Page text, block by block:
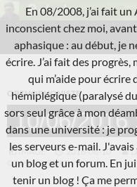
au
contenu
L'A.V.C.
Recherche
ORTHOPHONISTE
10/06/2016
IMAGE 2016-06-10
COMMENTAIRE
En 08/2008, j’ai fait un
inconscient chez moi,
aphasique : au début, je
écrire. J’ai fait des
qui m’aide pour écrire
hémiplégique (paralysé
sors seul grâce à mon
dans une université : je
les serveurs e-mail.
un blog et un forum. En
tenir un blog ! Ça me